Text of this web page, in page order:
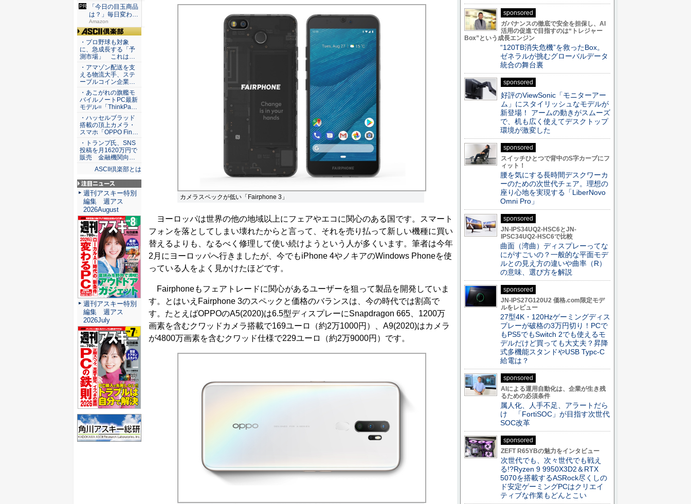
カメラスペックが低い「Fairphone 3」
ヨーロッパは世界の他の地域以上にフェアやエコに関心のある国です。スマート
フォンを落としてしまい壊れたからと言って、それを売り払って新しい機種に買い
替えるよりも、なるべく修理して使い続けようという人が多くいます。筆者は今年
2月にヨーロッパへ行きましたが、今でもiPhone 4やノキアのWindows Phoneを使
っている人をよく見かけたほどです。
Fairphoneもフェアトレードに関心があるユーザーを狙って製品を開発していま
す。とはいえFairphone 3のスペックと価格のバランスは、今の時代では割高で
す。たとえばOPPOのA5(2020)は6.5型ディスプレーにSnapdragon 665、1200万
画素を含むクワッドカメラ搭載で169ユーロ（約2万1000円）、A9(2020)はカメラ
が4800万画素を含むクワッド仕様で229ユーロ（約2万9000円）です。
「今日の目玉商品
は？」毎日変わる
Amaz...
Amazon
ASCII倶楽部
・プロ野球も対象
に、急成長する「予
測市場」 これは…
・アマゾン配送を支
える物流大手、ステ
ーブルコイン企業…
・あこがれの旗艦モ
バイルノートPC最新
モデル=「ThinkPa…
・ハッセルブラッド
搭載の頂上カメラ・
スマホ「OPPO Fin…
・トランプ氏、SNS
投稿を月1620万円で
販売 金融機関向…
ASCII倶楽部とは
注目ニュース
週刊アスキー特別
編集 週アス
2026August
週刊アスキー特別
編集 週アス
2026July
sponsored
ガバナンスの徹底で安全を担保し、AI
活用の促進で目指すのは“トレジャー
Box”という成長エンジン
“120TB消失危機”を救ったBox。
ゼネラルが挑むグローバルデータ
統合の舞台裏
sponsored
好評のViewSonic「モニターアー
ム」にスタイリッシュなモデルが
新登場！ アームの動きがスムーズ
で、机も広く使えてデスクトップ
環境が激変した
sponsored
スイッチひとつで背中のS字カーブにフ
ィット！
腰を気にする長時間デスクワーカ
ーのための次世代チェア。理想の
座り心地を実現する「LiberNovo
Omni Pro」
sponsored
JN-IPS34UQ2-HSC6とJN-
IPSC34UQ2-HSC6で比較
曲面（湾曲）ディスプレーってな
にがすごいの？一般的な平面モデ
ルとの見え方の違いや曲率（R）
の意味、選び方を解説
sponsored
JN-IPS27G120U2 価格.com限定モデ
ルをレビュー
27型4K・120Hzゲーミングディス
プレーが破格の3万円切り！PCで
もPS5でもSwitch 2でも使えるモ
デルだけど買っても大丈夫？昇降
式多機能スタンドやUSB Typc-C
給電は？
sponsored
AIによる運用自動化は、企業が生き残
るための必須条件
属人化、人手不足、アラートだら
け 「FortiSOC」が目指す次世代
SOC改革
sponsored
ZEFT R65YBの魅力をインタビュー
次世代でも、次々世代でも戦え
る!?Ryzen 9 9950X3D2＆RTX
5070を搭載するASRock尽くしの
ド安定ゲーミングPCはクリエイ
ティブな作業もどんとこい